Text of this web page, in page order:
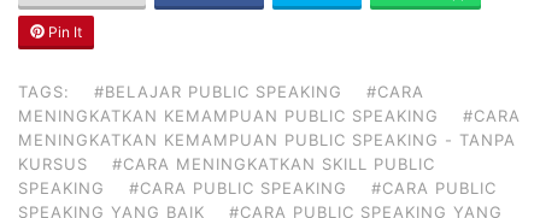
Pin It
TAGS: #BELAJAR PUBLIC SPEAKING
#CARA
MENINGKATKAN KEMAMPUAN PUBLIC SPEAKING
#CARA
MENINGKATKAN KEMAMPUAN PUBLIC SPEAKING - TANPA
KURSUS
#CARA MENINGKATKAN SKILL PUBLIC
SPEAKING
#CARA PUBLIC SPEAKING
#CARA PUBLIC
SPEAKING YANG BAIK
#CARA PUBLIC SPEAKING YANG